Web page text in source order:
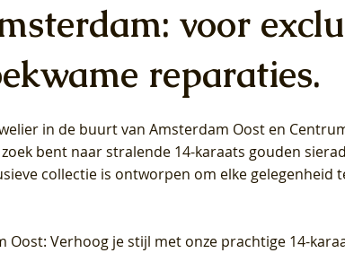
Blush Lab Diamonds Oorhangers
LG9007Y/S - Geelgoud (14k) met Lab
grown Diamant
Blush
Diamant
Blush Lab Diamonds Ring LG1042Y –
Geelgoud (14k) met Lab grown
Diamant
Blush
grown
Blush Lab Diamonds Ring LG1044Y –
Geelgoud (14k) met Lab grown
Diamant
Blush
grown
voor
reparaties.
in de buurt van Amsterdam Oost en
bent naar stralende 14-karaats gouden
collectie is ontworpen om elke gelegenheid
Oost: Verhoog je stijl met onze prachtige 14-